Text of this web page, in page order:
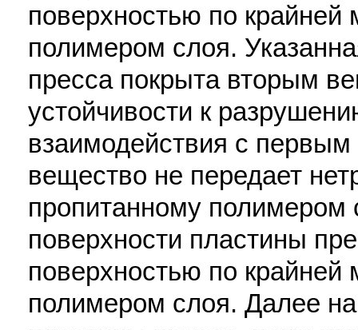
поверхностью по крайней
полимером слоя.
пресса покрыта вторым
устойчивости к
взаимодействия с
вещество не передает
пропитанному полимером
поверхности пластины
поверхностью по крайней
полимером слоя. Далее